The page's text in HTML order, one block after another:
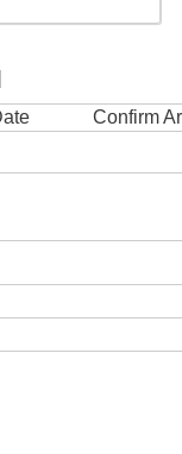
Confirm